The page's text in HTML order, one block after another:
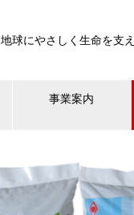
地球にやさしく生命を支
事業案内